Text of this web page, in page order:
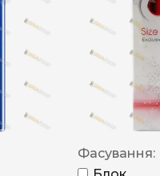
Фасування: